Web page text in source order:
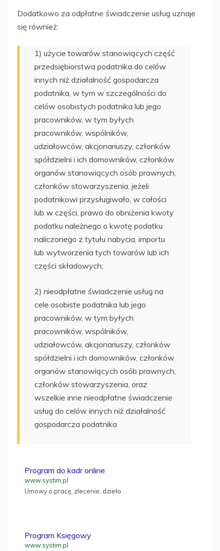
Dodatkowo za odpłatne świadczenie usług uznaje
się również:
1) użycie towarów stanowiących część
przedsiębiorstwa podatnika do celów
innych niż działalność gospodarcza
podatnika, w tym w szczególności do
celów osobistych podatnika lub jego
pracowników, w tym byłych
pracowników, wspólników,
udziałowców, akcjonariuszy, członków
spółdzielni i ich domowników, członków
organów stanowiących osób prawnych,
członków stowarzyszenia, jeżeli
podatnikowi przysługiwało, w całości
lub w części, prawo do obniżenia kwoty
podatku należnego o kwotę podatku
naliczonego z tytułu nabycia, importu
lub wytworzenia tych towarów lub ich
części składowych;
2) nieodpłatne świadczenie usług na
cele osobiste podatnika lub jego
pracowników, w tym byłych
pracowników, wspólników,
udziałowców, akcjonariuszy, członków
spółdzielni i ich domowników, członków
organów stanowiących osób prawnych,
członków stowarzyszenia, oraz
wszelkie inne nieodpłatne świadczenie
usług do celów innych niż działalność
gospodarcza podatnika
Program do kadr online
www.systim.pl
Umowy o pracę, zlecenie, dzieło
Program Księgowy
www.systim.pl